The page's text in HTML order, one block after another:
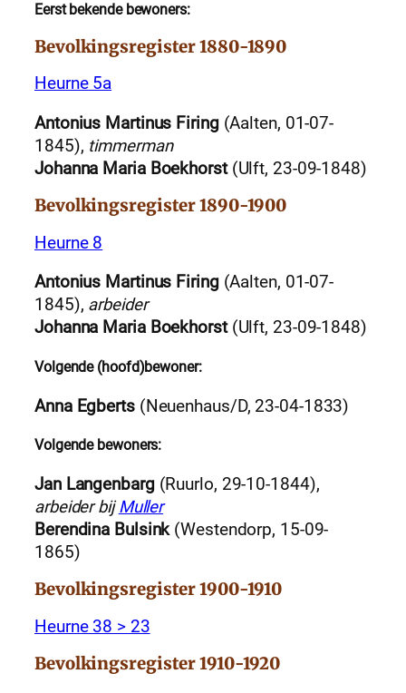
Eerst bekende bewoners:
Bevolkingsregister 1880-1890
Heurne 5a
Antonius Martinus Firing(Aalten, 01-07-
1845), timmerman
Johanna Maria Boekhorst(Ulft, 23-09-1848)
Bevolkingsregister 1890-1900
Heurne 8
Antonius Martinus Firing(Aalten, 01-07-
1845), arbeider
Johanna Maria Boekhorst(Ulft, 23-09-1848)
Volgende (hoofd)bewoner:
Anna Egberts(Neuenhaus/D, 23-04-1833)
Volgende bewoners:
Jan Langenbarg(Ruurlo, 29-10-1844),
arbeider bijMuller
Berendina Bulsink(Westendorp, 15-09-
1865)
Bevolkingsregister 1900-1910
Heurne 38 > 23
Bevolkingsregister 1910-1920